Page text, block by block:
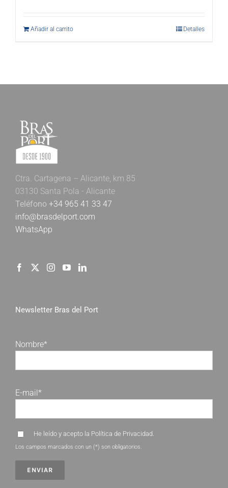
Añadir al carrito Detalles
Ctra. Cartagena – Alicante, km 85
03130 Santa Pola - Alicante
Teléfono +34 965 41 33 47
info@brasdelport.com
WhatsApp
Newsletter Bras del Port
Nombre*
E-mail*
He leído y acepto la Política de Privacidad.
Los campos marcados con un (*) son obligatorios.